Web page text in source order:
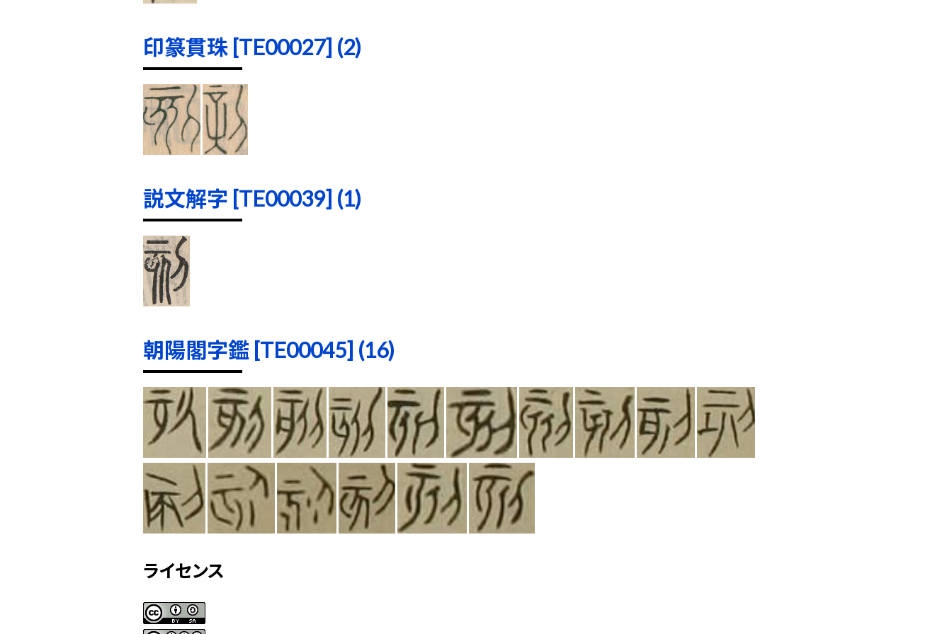
印篆貫珠 [TE00027] (2)
説文解字 [TE00039] (1)
朝陽閣字鑑 [TE00045] (16)
ライセンス